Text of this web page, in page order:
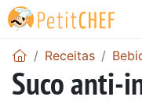
Receitas
Suco anti-